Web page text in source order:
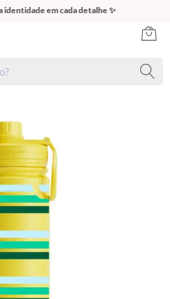
identidade em cada detalhe ✨